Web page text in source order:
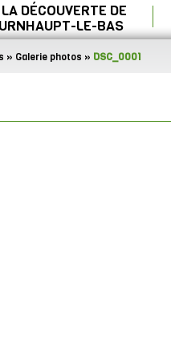
DÉCOUVERTE DE
LE-BAS
» Galerie photos » DSC_0001